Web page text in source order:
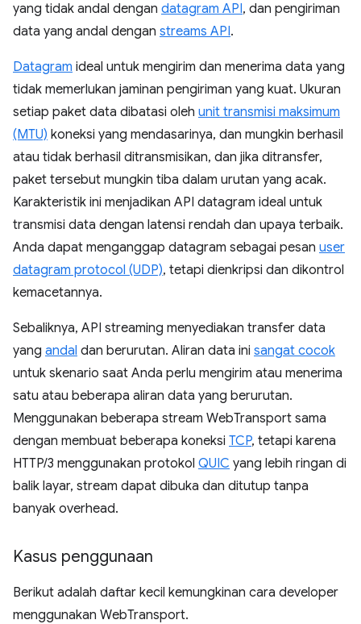
yang tidak andal dengan datagram API, dan pengiriman
data yang andal dengan streams API.
Datagram ideal untuk mengirim dan menerima data yang
tidak memerlukan jaminan pengiriman yang kuat. Ukuran
setiap paket data dibatasi oleh unit transmisi maksimum
(MTU) koneksi yang mendasarinya, dan mungkin berhasil
atau tidak berhasil ditransmisikan, dan jika ditransfer,
paket tersebut mungkin tiba dalam urutan yang acak.
Karakteristik ini menjadikan API datagram ideal untuk
transmisi data dengan latensi rendah dan upaya terbaik.
Anda dapat menganggap datagram sebagai pesan user
datagram protocol (UDP), tetapi dienkripsi dan dikontrol
kemacetannya.
Sebaliknya, API streaming menyediakan transfer data
yang andal dan berurutan. Aliran data ini sangat cocok
untuk skenario saat Anda perlu mengirim atau menerima
satu atau beberapa aliran data yang berurutan.
Menggunakan beberapa stream WebTransport sama
dengan membuat beberapa koneksi TCP, tetapi karena
HTTP/3 menggunakan protokol QUIC yang lebih ringan di
balik layar, stream dapat dibuka dan ditutup tanpa
banyak overhead.
Kasus penggunaan
Berikut adalah daftar kecil kemungkinan cara developer
menggunakan WebTransport.